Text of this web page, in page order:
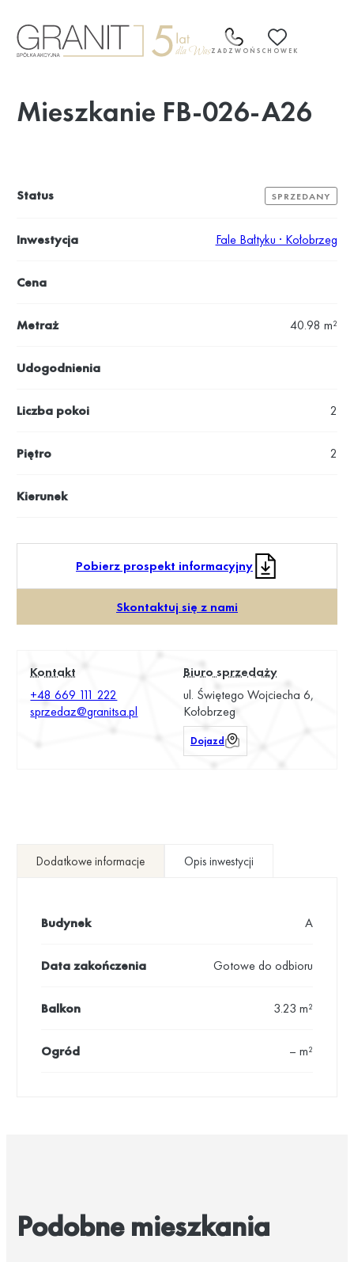
do
treści
ZADZWOŃ SCHOWEK
Dodatkowe informacje Opis inwestycji
Budynek A
Data zakończenia Gotowe do odbioru
Balkon 3.23 m²
Ogród – m²
Mieszkanie FB-026-A26
Status SPRZEDANY
Inwestycja Fale Bałtyku · Kołobrzeg
Cena
Metraż 40.98 m²
Udogodnienia
Liczba pokoi 2
Piętro 2
Kierunek
Pobierz prospekt informacyjny
Skontaktuj się z nami
Kontakt
+48 669 111 222
sprzedaz@granitsa.pl
Biuro sprzedaży
ul. Świętego Wojciecha 6,
Kołobrzeg
Dojazd
Podobne mieszkania